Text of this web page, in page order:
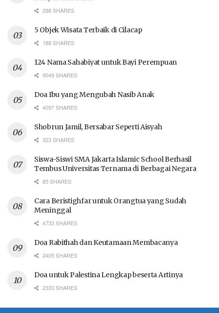
288 SHARES
5 Objek Wisata Terbaik di Cilacap
188 SHARES
124 Nama Sahabiyat untuk Bayi Perempuan
9049 SHARES
Doa Ibu yang Mengubah Nasib Anak
4097 SHARES
Shobrun Jamil, Bersabar Seperti Aisyah
323 SHARES
Siswa-Siswi SMA Jakarta Islamic School Berhasil
Tembus Universitas Ternama di Berbagai Negara
85 SHARES
Cara Beristighfar untuk Orangtua yang Sudah
Meninggal
4733 SHARES
Doa Rabithah dan Keutamaan Membacanya
2405 SHARES
Doa untuk Palestina Lengkap beserta Artinya
2333 SHARES